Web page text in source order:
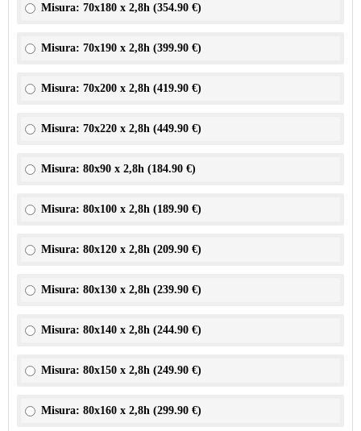
Misura: 70x180 x 2,8h (354.90 €)
Misura: 70x190 x 2,8h (399.90 €)
Misura: 70x200 x 2,8h (419.90 €)
Misura: 70x220 x 2,8h (449.90 €)
Misura: 80x90 x 2,8h (184.90 €)
Misura: 80x100 x 2,8h (189.90 €)
Misura: 80x120 x 2,8h (209.90 €)
Misura: 80x130 x 2,8h (239.90 €)
Misura: 80x140 x 2,8h (244.90 €)
Misura: 80x150 x 2,8h (249.90 €)
Misura: 80x160 x 2,8h (299.90 €)